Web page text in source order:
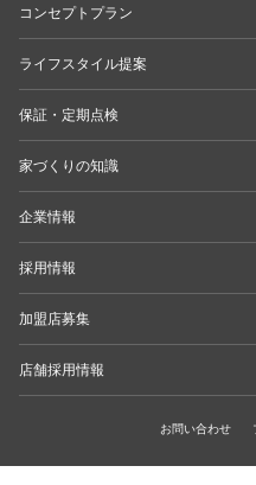
コンセプトプラン
ライフスタイル提案
保証・定期点検
家づくりの知識
企業情報
採用情報
加盟店募集
店舗採用情報
お問い合わせ